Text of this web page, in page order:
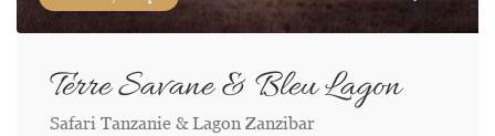
Terre Savane & Bleu Lagon
Safari Tanzanie & Lagon Zanzibar